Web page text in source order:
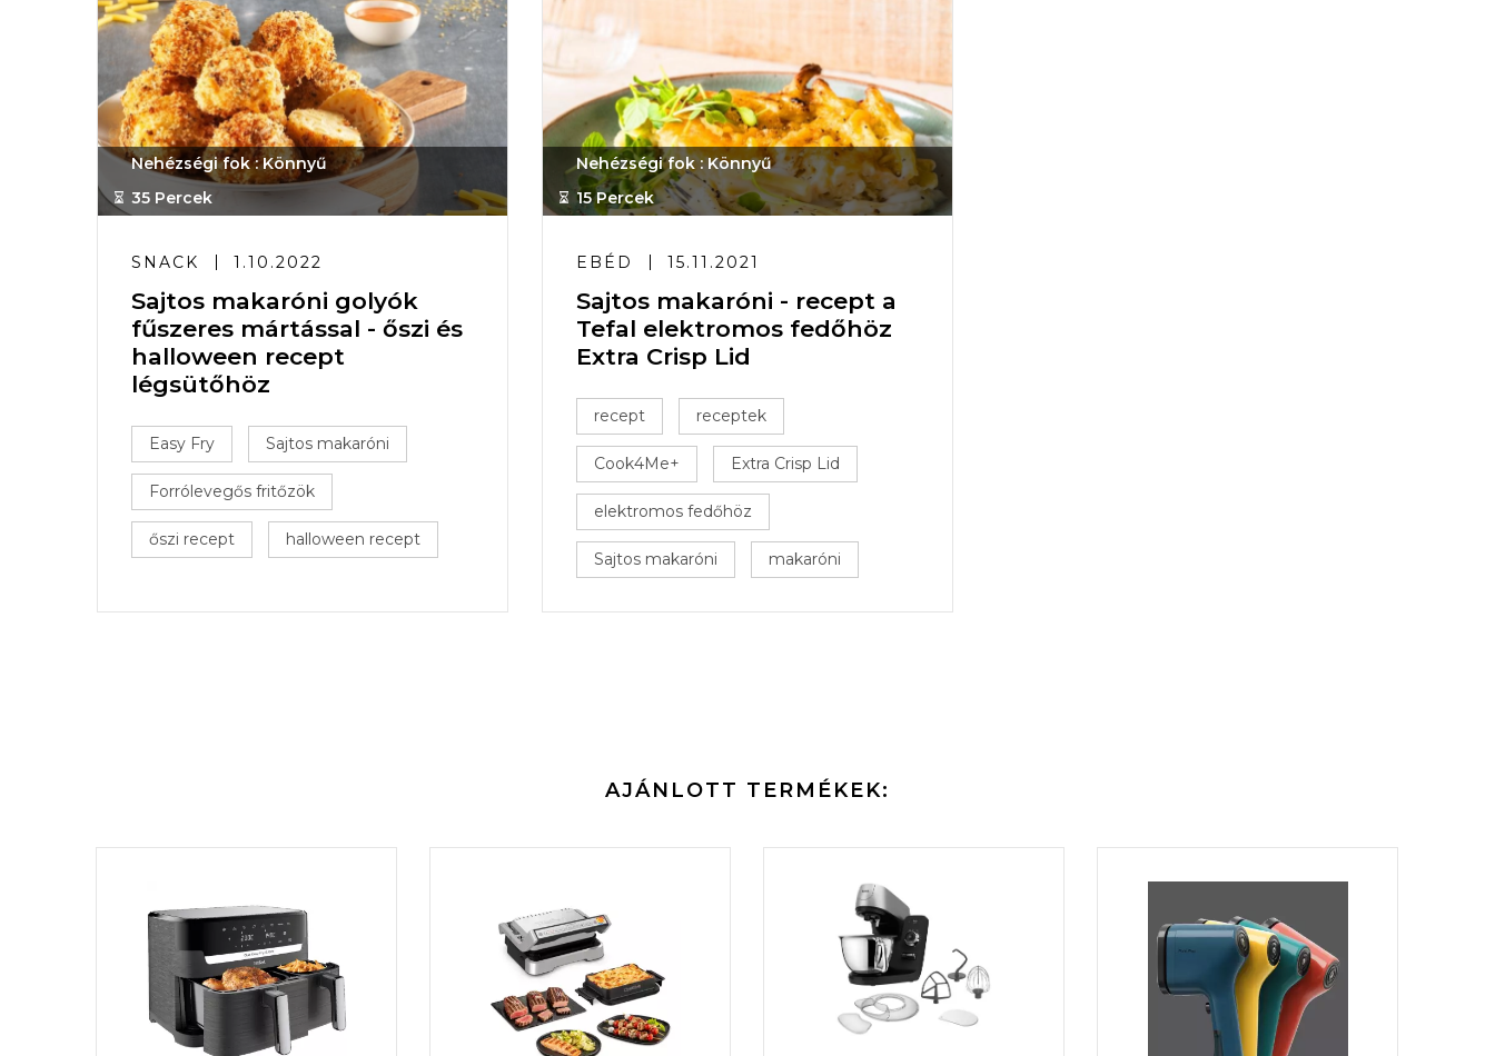
Nehézségi fok : Könnyű
35 Percek
SNACK 1.10.2022
Sajtos makaróni golyók
fűszeres mártással - őszi és
halloween recept
légsütőhöz
Easy Fry Sajtos makaróni
Forrólevegős fritőzök
őszi recept halloween recept
Nehézségi fok : Könnyű
15 Percek
EBÉD 15.11.2021
Sajtos makaróni - recept a
Tefal elektromos fedőhöz
Extra Crisp Lid
recept receptek
Cook4Me+ Extra Crisp Lid
elektromos fedőhöz
Sajtos makaróni makaróni
AJÁNLOTT TERMÉKEK: